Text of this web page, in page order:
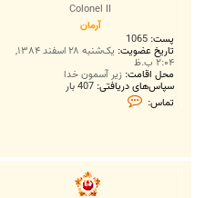
Colonel II
آرمان
پست: 1065
تاریخ عضویت: یک‌شنبه ۲۸ اسفند ۱۳۸۴,
۲:۰۴ ب.ظ
محل اقامت: زیر آسمون خدا
سپاس‌های دریافتی: 407 بار
تماس:
ت
ر